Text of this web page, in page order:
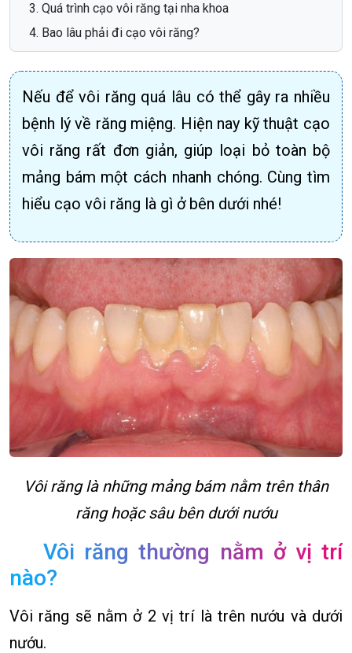
Quá trình cạo vôi răng tại nha khoa
Bao lâu phải đi cạo vôi răng?
Nếu để vôi răng quá lâu có thể gây ra nhiều
bệnh lý về răng miệng. Hiện nay kỹ thuật cạo
vôi răng rất đơn giản, giúp loại bỏ toàn bộ
mảng bám một cách nhanh chóng. Cùng tìm
hiểu cạo vôi răng là gì ở bên dưới nhé!
Vôi răng là những mảng bám nằm trên thân
răng hoặc sâu bên dưới nướu
Vôi răng thường nằm ở vị trí
nào?
Vôi răng sẽ nằm ở 2 vị trí là trên nướu và dưới
nướu.